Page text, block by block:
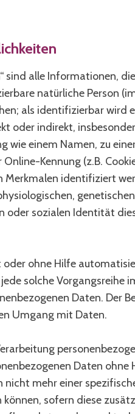
sind alle Informationen,
natürliche Person
als identifizierbar wird
oder indirekt,
wie einem Namen, zu
Kennung (z.B.
Merkmalen identifiziert
oder sozialen Identität
oder ohne Hilfe
solche Vorgangsreihe
Daten. Der
Umgang mit Daten.
Daten ohne
mehr einer
sofern diese